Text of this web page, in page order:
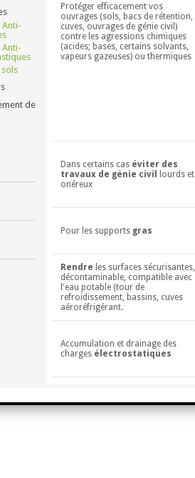
sols
de
Protéger efficacement vos
ouvrages (sols, bacs de rétention,
cuves, ouvrages de génie civil)
contre les agressions chimiques
(acides; bases, certains solvants,
vapeurs gazeuses) ou thermiques
Dans certains cas éviter des
travaux de génie civil
lourds et
onéreux
Pour les supports gras
Rendre les surfaces sécurisantes,
décontaminable, compatible avec
l'eau potable (tour de
refroidissement, bassins, cuves
aéroréfrigérant.
Accumulation et drainage des
charges électrostatiques